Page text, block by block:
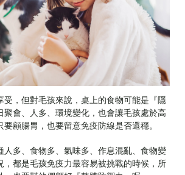
受，但對毛孩來說，桌上的食物可能是『隱
聚會、人多、環境變化，也會讓毛孩處於高
顧腸胃，也要留意免疫防線是否還穩。
人多、食物多、氣味多、作息混亂、食物變
，都是毛孩免疫力最容易被挑戰的時候，所